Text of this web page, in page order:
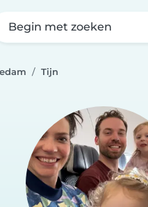
Begin met zoeken
Tijn